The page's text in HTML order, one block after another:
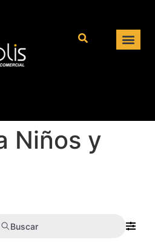
Niños y
Buscar